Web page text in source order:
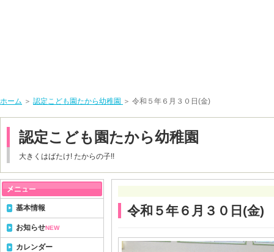
ホーム ＞ 認定こども園たから幼稚園 ＞ 令和５年６月３０日(金)
認定こども園たから幼稚園
大きくはばたけ! たからの子!!
令和５年６月３０日(金)
基本情報
お知らせNEW
カレンダー